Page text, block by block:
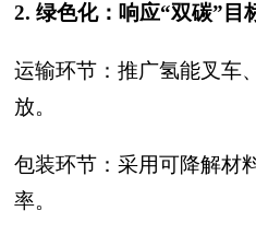
2. 绿色化：响应“双碳”目
运输环节：推广氢能叉车
放。
包装环节：采用可降解材
率。